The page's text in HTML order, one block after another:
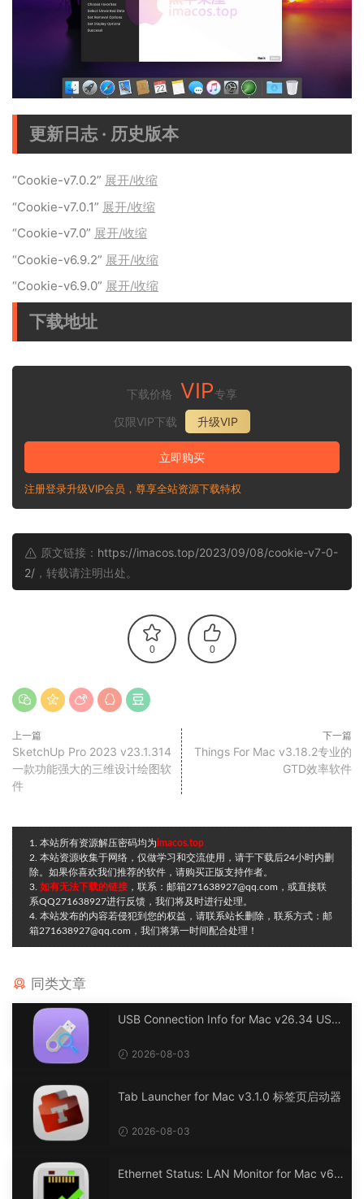
更新日志 · 历史版本
“Cookie-v7.0.2” 展开/收缩
“Cookie-v7.0.1” 展开/收缩
“Cookie-v7.0” 展开/收缩
“Cookie-v6.9.2” 展开/收缩
“Cookie-v6.9.0” 展开/收缩
下载地址
下载价格 VIP专享
仅限VIP下载
升级VIP
立即购买
注册登录升级VIP会员，尊享全站资源下载特权
原文链接： https://imacos.top/2023/09/08/cookie-v7-0-
2/ ，转载请注明出处。
0 0
上一篇
SketchUp Pro 2023 v23.1.314
一款功能强大的三维设计绘图软
件
下一篇
Things For Mac v3.18.2专业的
GTD效率软件
1. 本站所有资源解压密码均为imacos.top
2. 本站资源收集于网络，仅做学习和交流使用，请于下载后24小时内删
除。如果你喜欢我们推荐的软件，请购买正版支持作者。
3. 如有无法下载的链接 ，联系：邮箱271638927@qq.com，或直接联
系QQ271638927进行反馈，我们将及时进行处理。
4. 本站发布的内容若侵犯到您的权益，请联系站长删除，联系方式：邮
箱271638927@qq.com，我们将第一时间配合处理！
同类文章
USB Connection Info for Mac v26.34 USB
2026-08-03
Tab Launcher for Mac v3.1.0 标签页启动器
2026-08-03
Ethernet Status: LAN Monitor for Mac v6.